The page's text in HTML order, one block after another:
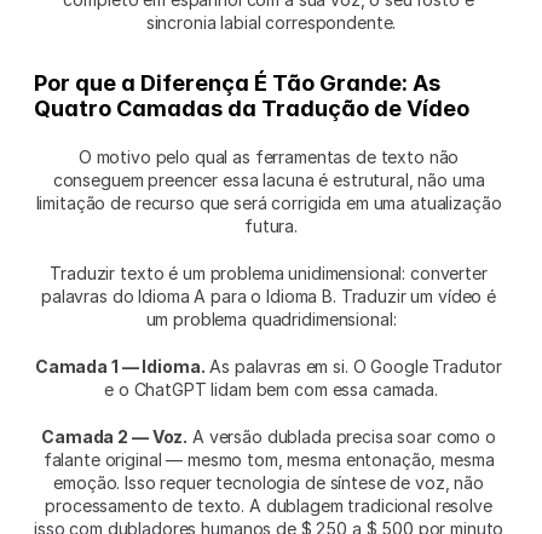
sincronia labial correspondente.
Por que a Diferença É Tão Grande: As
Quatro Camadas da Tradução de Vídeo
O motivo pelo qual as ferramentas de texto não
conseguem preencer essa lacuna é estrutural, não uma
limitação de recurso que será corrigida em uma atualização
futura.
Traduzir texto é um problema unidimensional: converter
palavras do Idioma A para o Idioma B. Traduzir um vídeo é
um problema quadridimensional:
Camada 1 — Idioma. As palavras em si. O Google Tradutor
e o ChatGPT lidam bem com essa camada.
Camada 2 — Voz. A versão dublada precisa soar como o
falante original — mesmo tom, mesma entonação, mesma
emoção. Isso requer tecnologia de síntese de voz, não
processamento de texto. A dublagem tradicional resolve
isso com dubladores humanos de $ 250 a $ 500 por minuto